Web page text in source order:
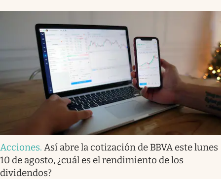
Acciones. Así abre la cotización de BBVA este lunes
10 de agosto, ¿cuál es el rendimiento de los
dividendos?